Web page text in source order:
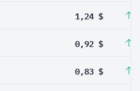
1,24 $
0,92 $
0,83 $